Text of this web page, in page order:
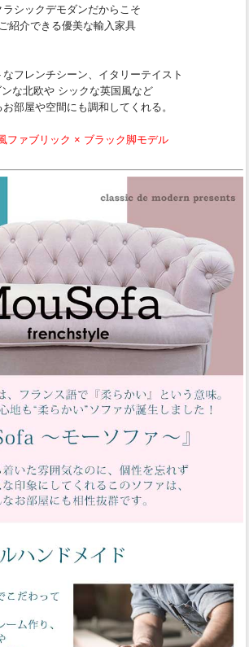
ラシックデモダンだからこそ
ご紹介できる優美な輸入家具
なフレンチシーン、イタリーテイスト
ンな北欧や シックな英国風など
お部屋や空間にも調和してくれる。
ファブリック × ブラック脚モデル